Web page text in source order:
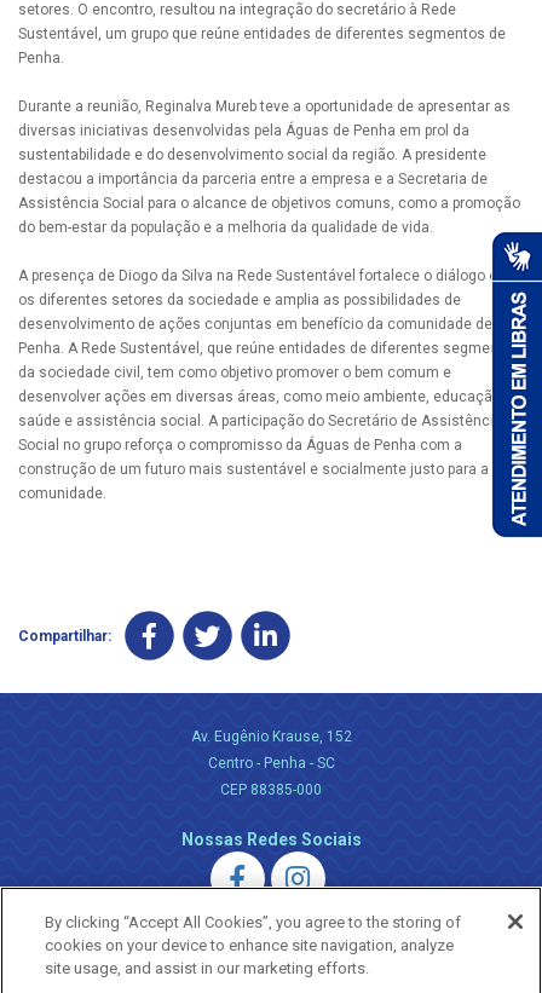
setores. O encontro, resultou na integração do secretário à Rede
Sustentável, um grupo que reúne entidades de diferentes segmentos de
Penha.
Durante a reunião, Reginalva Mureb teve a oportunidade de apresentar as
diversas iniciativas desenvolvidas pela Águas de Penha em prol da
sustentabilidade e do desenvolvimento social da região. A presidente
destacou a importância da parceria entre a empresa e a Secretaria de
Assistência Social para o alcance de objetivos comuns, como a promoção
do bem-estar da população e a melhoria da qualidade de vida.
A presença de Diogo da Silva na Rede Sustentável fortalece o diálogo entre
os diferentes setores da sociedade e amplia as possibilidades de
desenvolvimento de ações conjuntas em benefício da comunidade de
Penha. A Rede Sustentável, que reúne entidades de diferentes segmentos
da sociedade civil, tem como objetivo promover o bem comum e
desenvolver ações em diversas áreas, como meio ambiente, educação,
saúde e assistência social. A participação do Secretário de Assistência
Social no grupo reforça o compromisso da Águas de Penha com a
construção de um futuro mais sustentável e socialmente justo para a
comunidade.
Compartilhar:
Av. Eugênio Krause, 152
Centro - Penha - SC
CEP 88385-000
Nossas Redes Sociais
By clicking “Accept All Cookies”, you agree to the storing of
cookies on your device to enhance site navigation, analyze
site usage, and assist in our marketing efforts.